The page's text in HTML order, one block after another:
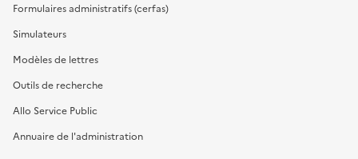
Formulaires administratifs (cerfas)
Simulateurs
Modèles de lettres
Outils de recherche
Allo Service Public
Annuaire de l'administration